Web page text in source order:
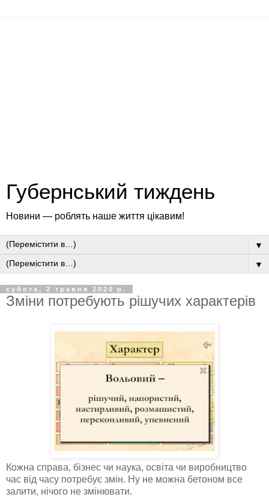
Губернський тиждень
Новини — роблять наше життя цікавим!
▼
▼
субота, 2 травня 2020 р.
Зміни потребують рішучих характерів
Кожна справа, бізнес чи наука, освіта чи виробництво
час від часу потребує змін. Ну не можна бетоном все
залити, нічого не змінювати.